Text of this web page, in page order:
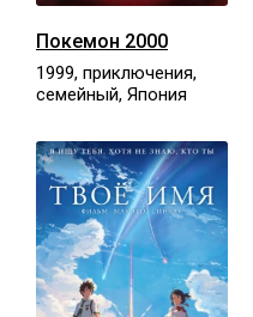
Покемон 2000
1999, приключения,
семейный, Япония